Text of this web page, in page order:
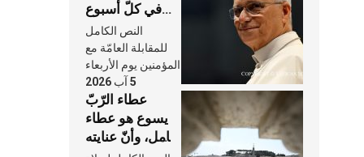
في كلّ أسبوع
وكلّ يوم، هما
النَّفَس في حياة
الكنيسة
النص الكامل
للمقابلة العامّة مع
المؤمنين يوم الأربعاء
5 آب 2026
عطاء الرّبّ
يسوع هو عطاء
شامل، وأنّ عنايته